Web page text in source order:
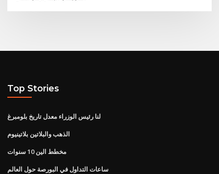
Top Stories
لنا رئيس الوزراء معدل تاريخ بلومبرغ
الذهب والبلاتين بلاتينيوم
مخطط الين 10 سنوات
ساعات التداول في البورصة حول العالم